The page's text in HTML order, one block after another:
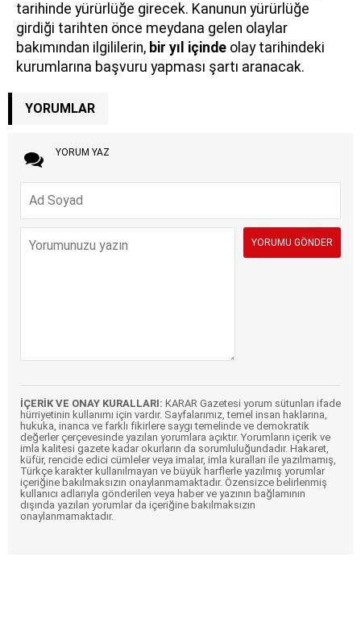
tarihinde yürürlüğe girecek. Kanunun yürürlüğe
girdiği tarihten önce meydana gelen olaylar
bakımından ilgililerin, bir yıl içinde olay tarihindeki
kurumlarına başvuru yapması şartı aranacak.
YORUMLAR
YORUM YAZ
İÇERİK VE ONAY KURALLARI: KARAR Gazetesi yorum sütunları ifade
hürriyetinin kullanımı için vardır. Sayfalarımız, temel insan haklarına,
hukuka, inanca ve farklı fikirlere saygı temelinde ve demokratik
değerler çerçevesinde yazılan yorumlara açıktır. Yorumların içerik ve
imla kalitesi gazete kadar okurların da sorumluluğundadır. Hakaret,
küfür, rencide edici cümleler veya imalar, imla kuralları ile yazılmamış,
Türkçe karakter kullanılmayan ve büyük harflerle yazılmış yorumlar
içeriğine bakılmaksızın onaylanmamaktadır. Özensizce belirlenmiş
kullanıcı adlarıyla gönderilen veya haber ve yazının bağlamının
dışında yazılan yorumlar da içeriğine bakılmaksızın
onaylanmamaktadır.